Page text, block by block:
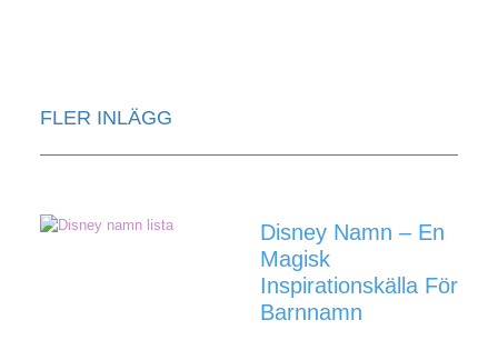
FLER INLÄGG
Disney Namn – En
Magisk
Inspirationskälla För
Barnnamn